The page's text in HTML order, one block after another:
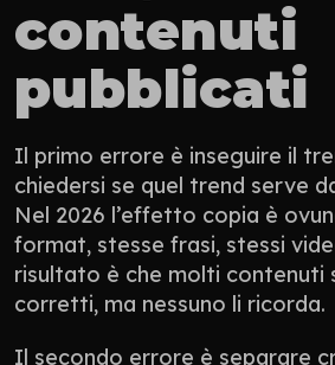
contenuti
pubblicati
Il primo errore è inseguire il
chiedersi se quel trend serve
Nel 2026 l’effetto copia è
format, stesse frasi, stessi
risultato è che molti contenuti
corretti, ma nessuno li ricorda.
Il secondo errore è separare